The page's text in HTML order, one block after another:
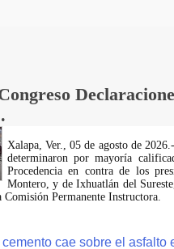
Xalapa, Ver., 05 de agosto de
determinaron por mayoría
Procedencia en contra de los
Montero, y de Ixhuatlán del
Comisión Permanente Instructora.
cae sobre el asfalto